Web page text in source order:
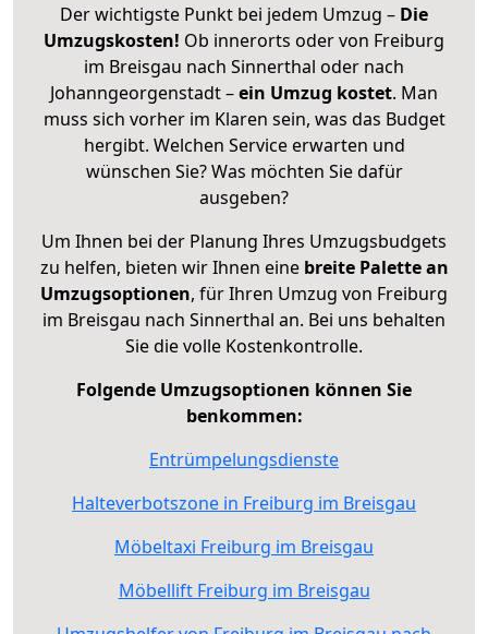
Der wichtigste Punkt bei jedem Umzug – Die
Umzugskosten! Ob innerorts oder von Freiburg
im Breisgau nach Sinnerthal oder nach
Johanngeorgenstadt –ein Umzug kostet. Man
muss sich vorher im Klaren sein, was das Budget
hergibt. Welchen Service erwarten und
wünschen Sie? Was möchten Sie dafür
ausgeben?
Um Ihnen bei der Planung Ihres Umzugsbudgets
zu helfen, bieten wir Ihnen eine breite Palette an
Umzugsoptionen, für Ihren Umzug von Freiburg
im Breisgau nach Sinnerthal an. Bei uns behalten
Sie die volle Kostenkontrolle.
Folgende Umzugsoptionen können Sie
benkommen:
Entrümpelungsdienste
Halteverbotszone in Freiburg im Breisgau
Möbeltaxi Freiburg im Breisgau
Möbellift Freiburg im Breisgau